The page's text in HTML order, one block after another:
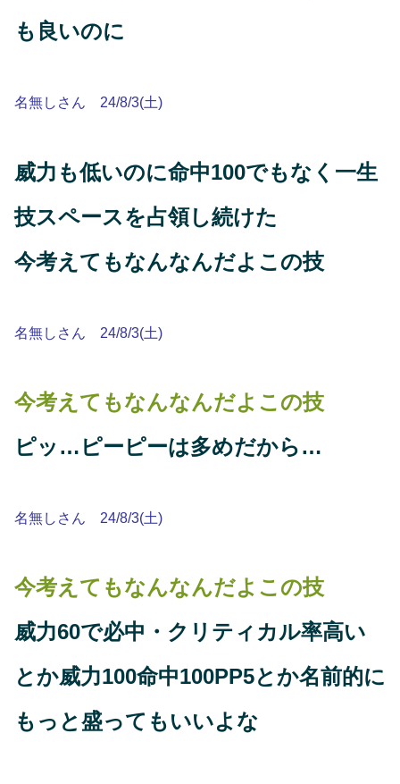
も良いのに
名無しさん 24/8/3(土)
威力も低いのに命中100でもなく一生
技スペースを占領し続けた
今考えてもなんなんだよこの技
名無しさん 24/8/3(土)
今考えてもなんなんだよこの技
ピッ…ピーピーは多めだから…
名無しさん 24/8/3(土)
今考えてもなんなんだよこの技
威力60で必中・クリティカル率高い
とか威力100命中100PP5とか名前的に
もっと盛ってもいいよな